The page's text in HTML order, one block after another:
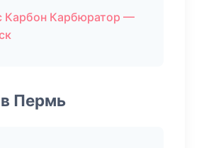
Карбон Карбюратор —
Пермь